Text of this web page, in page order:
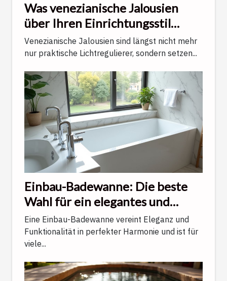
Was venezianische Jalousien
über Ihren Einrichtungsstil
verraten
Venezianische Jalousien sind längst nicht mehr
nur praktische Lichtregulierer, sondern setzen...
Einbau-Badewanne: Die beste
Wahl für ein elegantes und
funktionales Badezimmer
Eine Einbau-Badewanne vereint Eleganz und
Funktionalität in perfekter Harmonie und ist für
viele...